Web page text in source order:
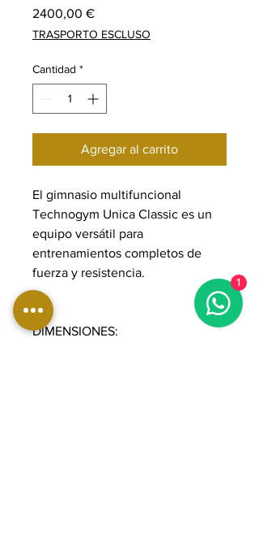
2400,00 €Precio
TRASPORTO ESCLUSO
Cantidad *
Agregar al carrito
El gimnasio multifuncional
Technogym Unica Classic es un
equipo versátil para
entrenamientos completos de
fuerza y resistencia.
DIMENSIONES:
1